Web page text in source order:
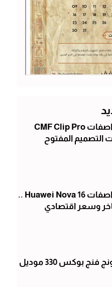
سعر ومواصفات CMF Clip Pro
التصميم المفتوح
سعر ومواصفات Huawei Nova 16 ..
وسعر اقتصادي
مميزات دونج فنج بوكس 330 موديل